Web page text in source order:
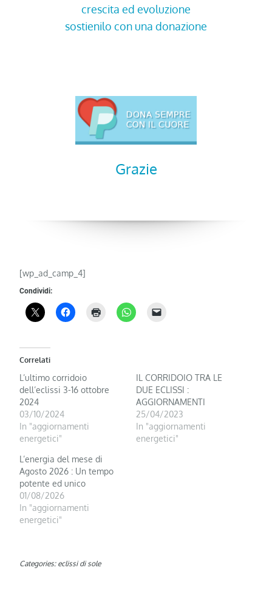
crescita ed evoluzione
sostienilo con una donazione
Grazie
[wp_ad_camp_4]
Condividi:
Correlati
L’ultimo corridoio
dell’eclissi 3-16 ottobre
2024
03/10/2024
In "aggiornamenti
energetici"
IL CORRIDOIO TRA LE
DUE ECLISSI :
AGGIORNAMENTI
25/04/2023
In "aggiornamenti
energetici"
L’energia del mese di
Agosto 2026 : Un tempo
potente ed unico
01/08/2026
In "aggiornamenti
energetici"
Categories: eclissi di sole